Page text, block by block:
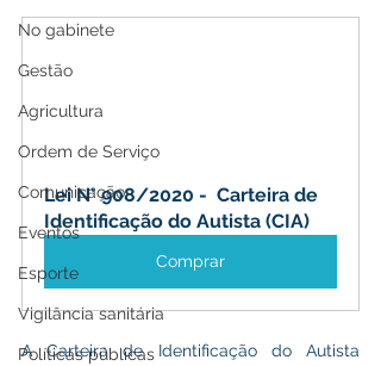
No gabinete
Gestão
Agricultura
Ordem de Serviço
Comunicação
Eventos
Esporte
Vigilância sanitária
Políticas públicas
Lei N° 908/2020 -  Carteira de
Identificação do Autista (CIA)
Comprar
A Carteira de Identificação do Autista